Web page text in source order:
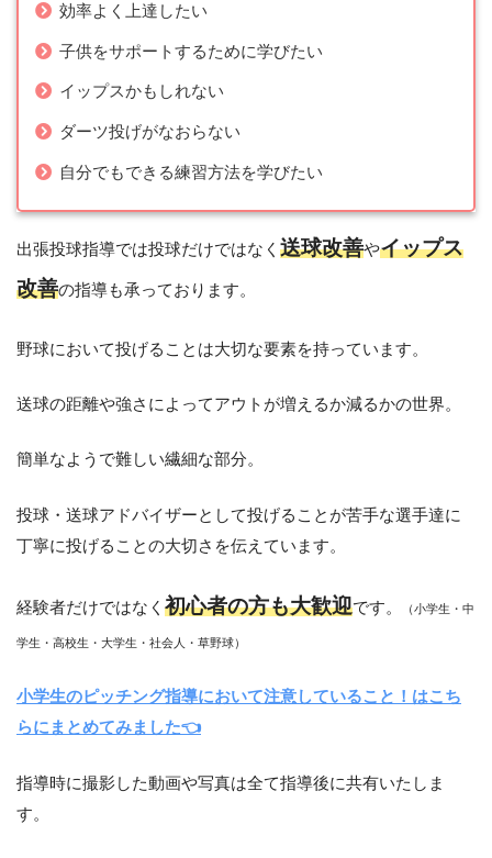
効率よく上達したい
子供をサポートするために学びたい
イップスかもしれない
ダーツ投げがなおらない
自分でもできる練習方法を学びたい
出張投球指導では投球だけではなく 送球改善やイップス
改善の指導も承っております。
野球において投げることは大切な要素を持っています。
送球の距離や強さによってアウトが増えるか減るかの世界。
簡単なようで難しい繊細な部分。
投球・送球アドバイザーとして投げることが苦手な選手達に
丁寧に投げることの大切さを伝えています。
経験者だけではなく 初心者の方も大歓迎です。 （小学生・中
学生・高校生・大学生・社会人・草野球）
小学生のピッチング指導において注意していること！はこち
らにまとめてみました👈
指導時に撮影した動画や写真は全て指導後に共有いたしま
す。